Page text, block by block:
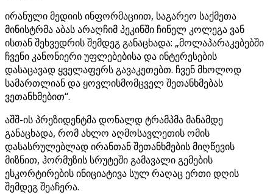
ირანული მედიის ინფორმაციით, საგარეო საქმეთა
მინისტრმა აბას არაღჩიმ პეკინში ჩინელ კოლეგა ვან
ისთან შეხვედრის შემდეგ განაცხადა: „მოლაპარაკებებში
ჩვენი კანონიერი უფლებებისა და ინტერესების
დასაცავად ყველაფერს გავაკეთებთ. ჩვენ მხოლოდ
სამართლიან და ყოვლისმომცველ შეთანხმებას
ვეთანხმებით“.
აშშ-ის პრეზიდენტმა დონალდ ტრამპმა მანამდე
განაცხადა, რომ ახლო აღმოსავლეთის ომის
დასასრულებლად ირანთან შეთანხმების მიღწევის
მიზნით, ჰორმუზის სრუტეში გამავალი გემების
ესკორტირების ინიციატივა სულ რაღაც ერთი დღის
შემდეგ შეაჩერა.